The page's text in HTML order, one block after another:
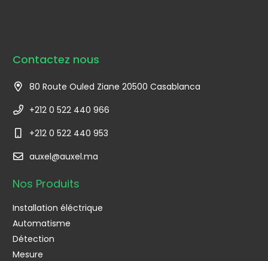
Contactez nous
80 Route Ouled Ziane 20500 Casablanca
+212 0 522 440 966
+212 0 522 440 953
auxel@auxel.ma
Nos Produits
Installation éléctrique
Automatisme
Détection
Mesure